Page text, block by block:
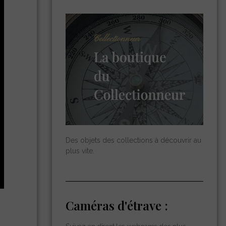
Des objets des collections à découvrir au
plus vite.
Caméras d'étrave :